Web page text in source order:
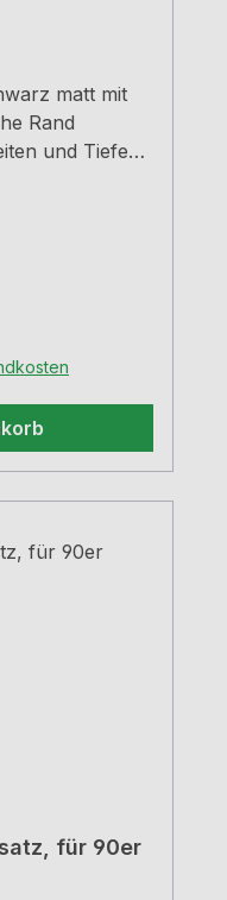
matt mit
Rand
und Tiefen
für 90er